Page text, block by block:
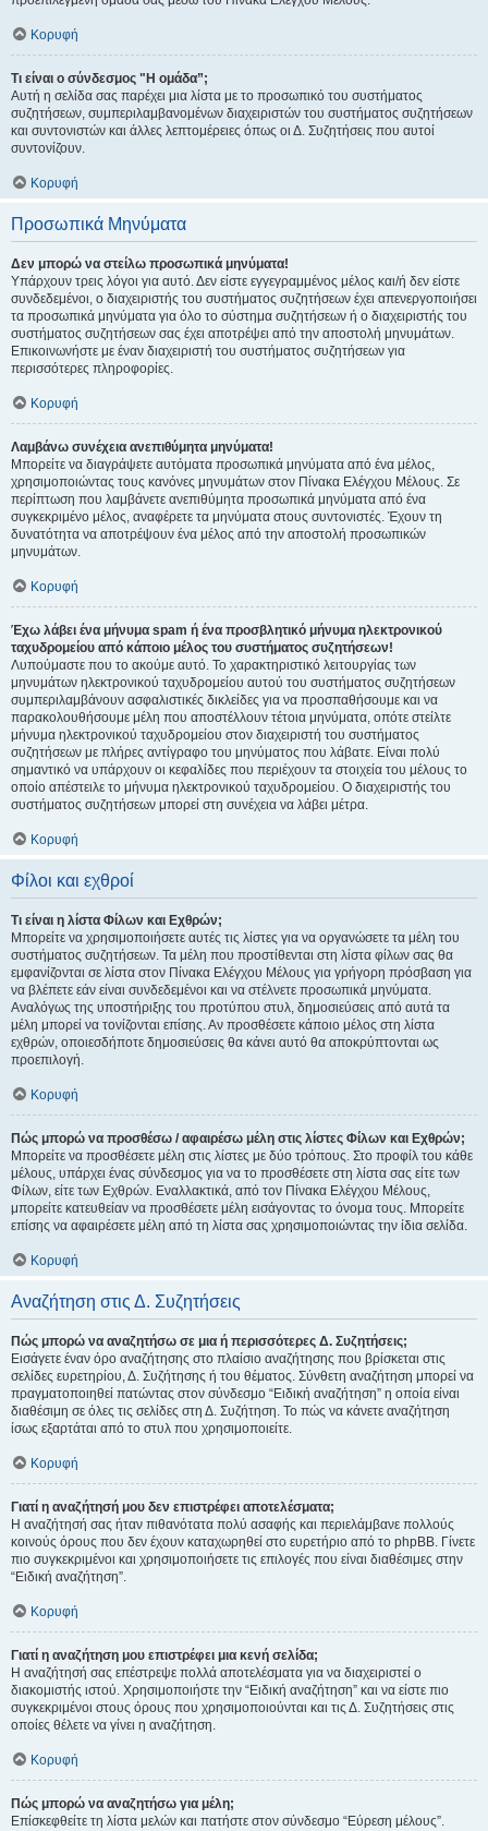
Κορυφή
Τι είναι ο σύνδεσμος "Η ομάδα”;
Αυτή η σελίδα σας παρέχει μια λίστα με το προσωπικό του συστήματος
συζητήσεων, συμπεριλαμβανομένων διαχειριστών του συστήματος συζητήσεων
και συντονιστών και άλλες λεπτομέρειες όπως οι Δ. Συζητήσεις που αυτοί
συντονίζουν.
Κορυφή
Προσωπικά Μηνύματα
Δεν μπορώ να στείλω προσωπικά μηνύματα!
Υπάρχουν τρεις λόγοι για αυτό. Δεν είστε εγγεγραμμένος μέλος και/ή δεν είστε
συνδεδεμένοι, ο διαχειριστής του συστήματος συζητήσεων έχει απενεργοποιήσει
τα προσωπικά μηνύματα για όλο το σύστημα συζητήσεων ή ο διαχειριστής του
συστήματος συζητήσεων σας έχει αποτρέψει από την αποστολή μηνυμάτων.
Επικοινωνήστε με έναν διαχειριστή του συστήματος συζητήσεων για
περισσότερες πληροφορίες.
Κορυφή
Λαμβάνω συνέχεια ανεπιθύμητα μηνύματα!
Μπορείτε να διαγράψετε αυτόματα προσωπικά μηνύματα από ένα μέλος,
χρησιμοποιώντας τους κανόνες μηνυμάτων στον Πίνακα Ελέγχου Μέλους. Σε
περίπτωση που λαμβάνετε ανεπιθύμητα προσωπικά μηνύματα από ένα
συγκεκριμένο μέλος, αναφέρετε τα μηνύματα στους συντονιστές. Έχουν τη
δυνατότητα να αποτρέψουν ένα μέλος από την αποστολή προσωπικών
μηνυμάτων.
Κορυφή
Έχω λάβει ένα μήνυμα spam ή ένα προσβλητικό μήνυμα ηλεκτρονικού
ταχυδρομείου από κάποιο μέλος του συστήματος συζητήσεων!
Λυπούμαστε που το ακούμε αυτό. Το χαρακτηριστικό λειτουργίας των
μηνυμάτων ηλεκτρονικού ταχυδρομείου αυτού του συστήματος συζητήσεων
συμπεριλαμβάνουν ασφαλιστικές δικλείδες για να προσπαθήσουμε και να
παρακολουθήσουμε μέλη που αποστέλλουν τέτοια μηνύματα, οπότε στείλτε
μήνυμα ηλεκτρονικού ταχυδρομείου στον διαχειριστή του συστήματος
συζητήσεων με πλήρες αντίγραφο του μηνύματος που λάβατε. Είναι πολύ
σημαντικό να υπάρχουν οι κεφαλίδες που περιέχουν τα στοιχεία του μέλους το
οποίο απέστειλε το μήνυμα ηλεκτρονικού ταχυδρομείου. Ο διαχειριστής του
συστήματος συζητήσεων μπορεί στη συνέχεια να λάβει μέτρα.
Κορυφή
Φίλοι και εχθροί
Τι είναι η λίστα Φίλων και Εχθρών;
Μπορείτε να χρησιμοποιήσετε αυτές τις λίστες για να οργανώσετε τα μέλη του
συστήματος συζητήσεων. Τα μέλη που προστίθενται στη λίστα φίλων σας θα
εμφανίζονται σε λίστα στον Πίνακα Ελέγχου Μέλους για γρήγορη πρόσβαση για
να βλέπετε εάν είναι συνδεδεμένοι και να στέλνετε προσωπικά μηνύματα.
Αναλόγως της υποστήριξης του προτύπου στυλ, δημοσιεύσεις από αυτά τα
μέλη μπορεί να τονίζονται επίσης. Αν προσθέσετε κάποιο μέλος στη λίστα
εχθρών, οποιεσδήποτε δημοσιεύσεις θα κάνει αυτό θα αποκρύπτονται ως
προεπιλογή.
Κορυφή
Πώς μπορώ να προσθέσω / αφαιρέσω μέλη στις λίστες Φίλων και Εχθρών;
Μπορείτε να προσθέσετε μέλη στις λίστες με δύο τρόπους. Στο προφίλ του κάθε
μέλους, υπάρχει ένας σύνδεσμος για να το προσθέσετε στη λίστα σας είτε των
Φίλων, είτε των Εχθρών. Εναλλακτικά, από τον Πίνακα Ελέγχου Μέλους,
μπορείτε κατευθείαν να προσθέσετε μέλη εισάγοντας το όνομα τους. Μπορείτε
επίσης να αφαιρέσετε μέλη από τη λίστα σας χρησιμοποιώντας την ίδια σελίδα.
Κορυφή
Αναζήτηση στις Δ. Συζητήσεις
Πώς μπορώ να αναζητήσω σε μια ή περισσότερες Δ. Συζητήσεις;
Εισάγετε έναν όρο αναζήτησης στο πλαίσιο αναζήτησης που βρίσκεται στις
σελίδες ευρετηρίου, Δ. Συζήτησης ή του θέματος. Σύνθετη αναζήτηση μπορεί να
πραγματοποιηθεί πατώντας στον σύνδεσμο “Ειδική αναζήτηση” η οποία είναι
διαθέσιμη σε όλες τις σελίδες στη Δ. Συζήτηση. Το πώς να κάνετε αναζήτηση
ίσως εξαρτάται από το στυλ που χρησιμοποιείτε.
Κορυφή
Γιατί η αναζήτησή μου δεν επιστρέφει αποτελέσματα;
Η αναζήτησή σας ήταν πιθανότατα πολύ ασαφής και περιελάμβανε πολλούς
κοινούς όρους που δεν έχουν καταχωρηθεί στο ευρετήριο από το phpBB. Γίνετε
πιο συγκεκριμένοι και χρησιμοποιήσετε τις επιλογές που είναι διαθέσιμες στην
“Ειδική αναζήτηση”.
Κορυφή
Γιατί η αναζήτηση μου επιστρέφει μια κενή σελίδα;
Η αναζήτησή σας επέστρεψε πολλά αποτελέσματα για να διαχειριστεί ο
διακομιστής ιστού. Χρησιμοποιήστε την “Ειδική αναζήτηση” και να είστε πιο
συγκεκριμένοι στους όρους που χρησιμοποιούνται και τις Δ. Συζητήσεις στις
οποίες θέλετε να γίνει η αναζήτηση.
Κορυφή
Πώς μπορώ να αναζητήσω για μέλη;
Επίσκεφθείτε τη λίστα μελών και πατήστε στον σύνδεσμο “Εύρεση μέλους”.